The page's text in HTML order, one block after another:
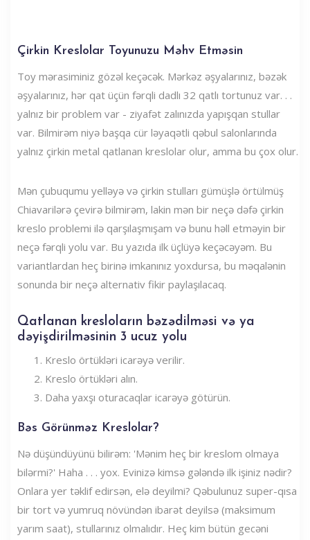
Çirkin Kreslolar Toyunuzu Məhv Etməsin
Toy mərasiminiz gözəl keçəcək. Mərkəz əşyalarınız, bəzək
əşyalarınız, hər qat üçün fərqli dadlı 32 qatlı tortunuz var. . .
yalnız bir problem var - ziyafət zalınızda yapışqan stullar
var. Bilmirəm niyə başqa cür ləyaqətli qəbul salonlarında
yalnız çirkin metal qatlanan kreslolar olur, amma bu çox olur.
Mən çubuqumu yelləyə və çirkin stulları gümüşlə örtülmüş
Chiavarilərə çevirə bilmirəm, lakin mən bir neçə dəfə çirkin
kreslo problemi ilə qarşılaşmışam və bunu həll etməyin bir
neçə fərqli yolu var. Bu yazıda ilk üçlüyə keçəcəyəm. Bu
variantlardan heç birinə imkanınız yoxdursa, bu məqalənin
sonunda bir neçə alternativ fikir paylaşılacaq.
Qatlanan kresloların bəzədilməsi və ya
dəyişdirilməsinin 3 ucuz yolu
Kreslo örtükləri icarəyə verilir.
Kreslo örtükləri alın.
Daha yaxşı oturacaqlar icarəyə götürün.
Bəs Görünməz Kreslolar?
Nə düşündüyünü bilirəm: 'Mənim heç bir kreslom olmaya
bilərmi?' Haha . . . yox. Evinizə kimsə gələndə ilk işiniz nədir?
Onlara yer təklif edirsən, elə deyilmi? Qəbulunuz super-qısa
bir tort və yumruq növündən ibarət deyilsə (maksimum
yarım saat), stullarınız olmalıdır. Heç kim bütün gecəni